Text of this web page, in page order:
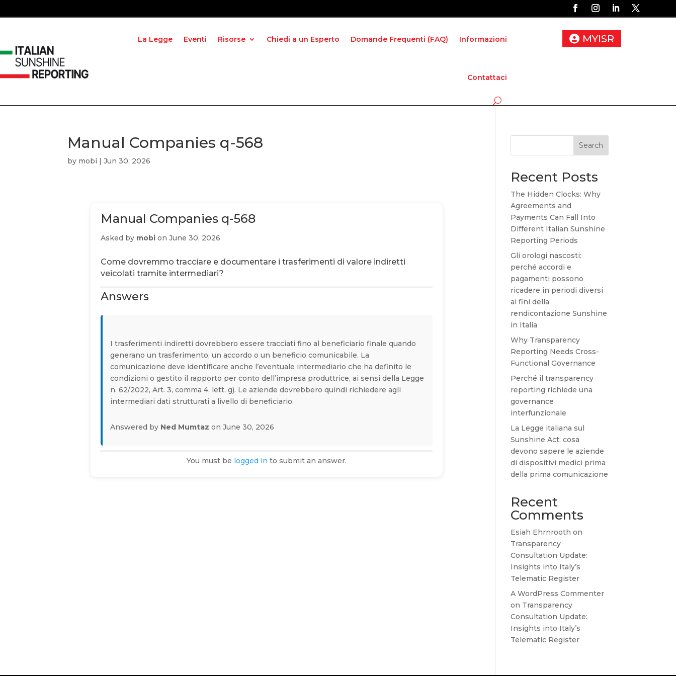
La Legge Eventi Risorse Chiedi a un Esperto Domande Frequenti (FAQ) Informazioni
Contattaci
MYISR
Manual Companies q-568
by mobi |Jun 30, 2026
Manual Companies q-568
Asked by mobi on June 30, 2026
Come dovremmo tracciare e documentare i trasferimenti di valore indiretti
veicolati tramite intermediari?
Answers
I trasferimenti indiretti dovrebbero essere tracciati fino al beneficiario finale quando
generano un trasferimento, un accordo o un beneficio comunicabile. La
comunicazione deve identificare anche l’eventuale intermediario che ha definito le
condizioni o gestito il rapporto per conto dell’impresa produttrice, ai sensi della Legge
n. 62/2022, Art. 3, comma 4, lett. g). Le aziende dovrebbero quindi richiedere agli
intermediari dati strutturati a livello di beneficiario.
Answered by Ned Mumtaz on June 30, 2026
You must be logged in to submit an answer.
Search
Recent Posts
The Hidden Clocks: Why
Agreements and
Payments Can Fall Into
Different Italian Sunshine
Reporting Periods
Gli orologi nascosti:
perché accordi e
pagamenti possono
ricadere in periodi diversi
ai fini della
rendicontazione Sunshine
in Italia
Why Transparency
Reporting Needs Cross-
Functional Governance
Perché il transparency
reporting richiede una
governance
interfunzionale
La Legge italiana sul
Sunshine Act: cosa
devono sapere le aziende
di dispositivi medici prima
della prima comunicazione
Recent
Comments
Esiah Ehrnrooth on
Transparency
Consultation Update:
Insights into Italy’s
Telematic Register
A WordPress Commenter
on Transparency
Consultation Update:
Insights into Italy’s
Telematic Register